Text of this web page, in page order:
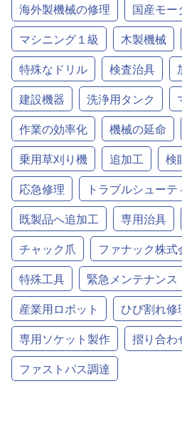
海外製機械の修理
国産モー
マシニング１級
木製機械
特殊なドリル
検査治具
建設機器
洗浄用タンク
作業の効率化
機械の延命
乗用草刈り機
追加工 検
応急修理
トラブルシュー
既製品へ追加工
専用治具
チャック爪
ファナック株式
特殊工具
緊急メンテナンス
産業用ロボット
ひび割れ修
専用ソケット製作
摺り合わ
ファストパス調達